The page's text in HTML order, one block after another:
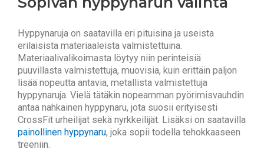
Hyppynaruja on saatavilla eri pituisina ja useista
erilaisista materiaaleista valmistettuina.
Materiaalivalikoimasta löytyy niin perinteisiä
puuvillasta valmistettuja, muovisia, kuin erittäin paljon
lisää nopeutta antavia, metallista valmistettuja
hyppynaruja. Vielä tätäkin nopeamman pyörimisvauhdin
antaa nahkainen hyppynaru, jota suosii erityisesti
CrossFit urheilijat sekä nyrkkeilijät. Lisäksi on saatavilla
painollinen hyppynaru, joka sopii todella tehokkaaseen
treeniin.